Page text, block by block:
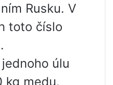
Rusku. V
toto číslo
úlu
kg medu.